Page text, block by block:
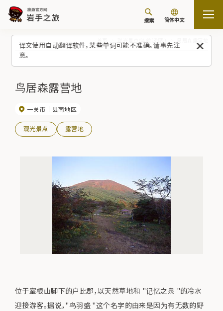
译文使用自动翻译软件，某些单词可能不准确。请事先注
意。
搜索 简体中文
鸟居森露营地
一关市 县南地区
观光景点 露营地
位于室根山脚下的户比郡，以天然草地和 "记忆之泉 "的冷水
迎接游客。据说，"鸟羽盛 "这个名字的由来是因为有无数的野